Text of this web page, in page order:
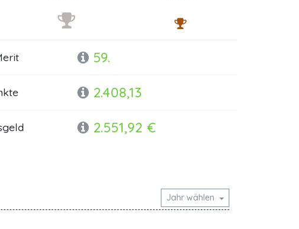
59.
2.408,13
2.551,92 €
Jahr wählen